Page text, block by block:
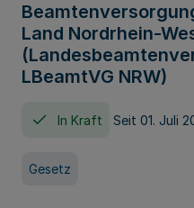
Land Nordrhein-
LBeamtVG NRW)
In Kraft Seit 01. Juli
Gesetz